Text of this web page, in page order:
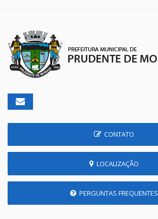
CONTATO
LOCALIZAÇÃO
PERGUNTAS FREQUENTES